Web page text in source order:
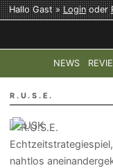
Hallo Gast »Loginoder
NEWS
TOP-THEMEN:
R.U.S.E.
nahtlos